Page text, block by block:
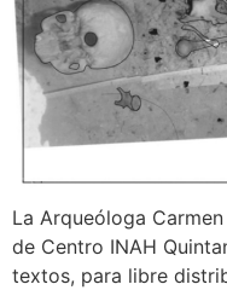
La Arqueóloga
de Centro INAH
textos, para libre